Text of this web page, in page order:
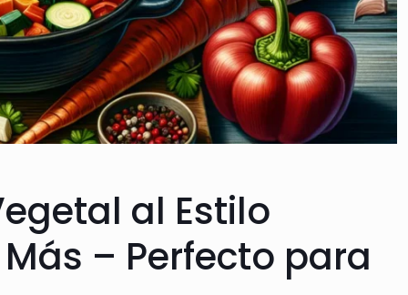
al Estilo
– Perfecto para